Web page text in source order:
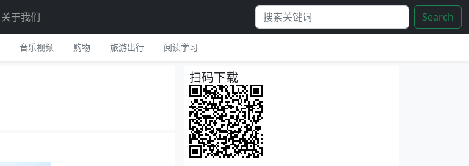
关于我们 Search
音乐视频 购物 旅游出行 阅读学习
扫码下载